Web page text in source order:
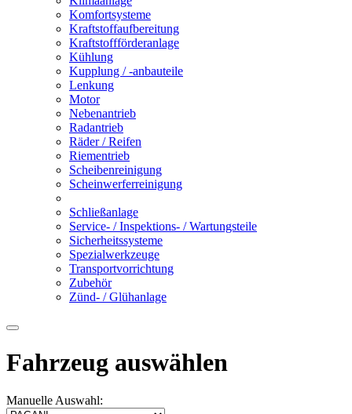
Komfortsysteme
Kraftstoffaufbereitung
Kraftstoffförderanlage
Kühlung
Kupplung / -anbauteile
Lenkung
Motor
Nebenantrieb
Radantrieb
Räder / Reifen
Riementrieb
Scheibenreinigung
Scheinwerferreinigung
Schließanlage
Service- / Inspektions- / Wartungsteile
Sicherheitssysteme
Spezialwerkzeuge
Transportvorrichtung
Zubehör
Zünd- / Glühanlage
Fahrzeug auswählen
Manuelle Auswahl: